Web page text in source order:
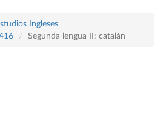
Ingleses
Segunda lengua II: catalán